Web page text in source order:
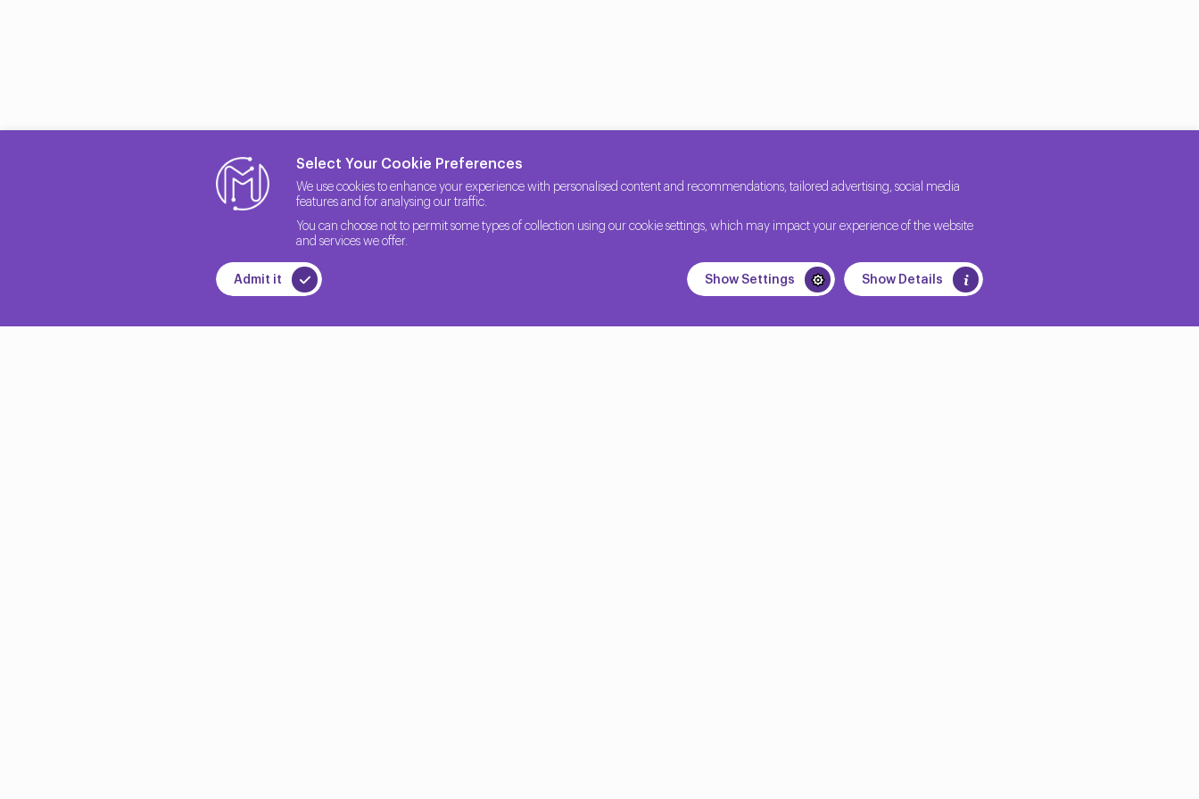
Select Your Cookie Preferences
We use cookies to enhance your experience with personalised content and recommendations, tailored advertising, social media
features and for analysing our traffic.
You can choose not to permit some types of collection using our cookie settings, which may impact your experience of the website
and services we offer.
Admit it Show Settings Show Details